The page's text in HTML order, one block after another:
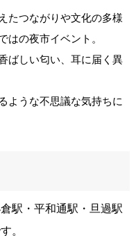
たつながりや文化の多様
はの夜市イベント。
ばしい匂い、耳に届く異
ような不思議な気持ちに
駅・平和通駅・旦過駅
。